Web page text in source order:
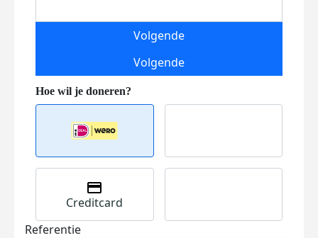
Volgende
Volgende
Creditcard
Referentie